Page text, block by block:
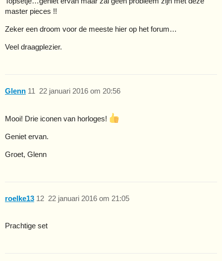
master pieces !!
Zeker een droom voor de meeste hier op het forum…
Veel draagplezier.
Glenn 22 januari 2016 om 20:56
11
Mooi! Drie iconen van horloges!
Geniet ervan.
Groet, Glenn
roelke13 22 januari 2016 om 21:05
12
Prachtige set